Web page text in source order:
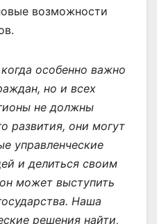
возможности
особенно важно
но и всех
не должны
развития, они могут
управленческие
и делиться своим
может выступить
Наша
решения найти,